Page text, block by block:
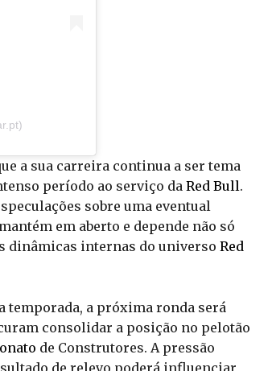
a sua carreira continua a ser tema
período ao serviço da Red Bull.
sobre uma eventual
em aberto e depende não só
dinâmicas internas do universo Red
temporada, a próxima ronda será
consolidar a posição no pelotão
de Construtores. A pressão
de relevo poderá influenciar